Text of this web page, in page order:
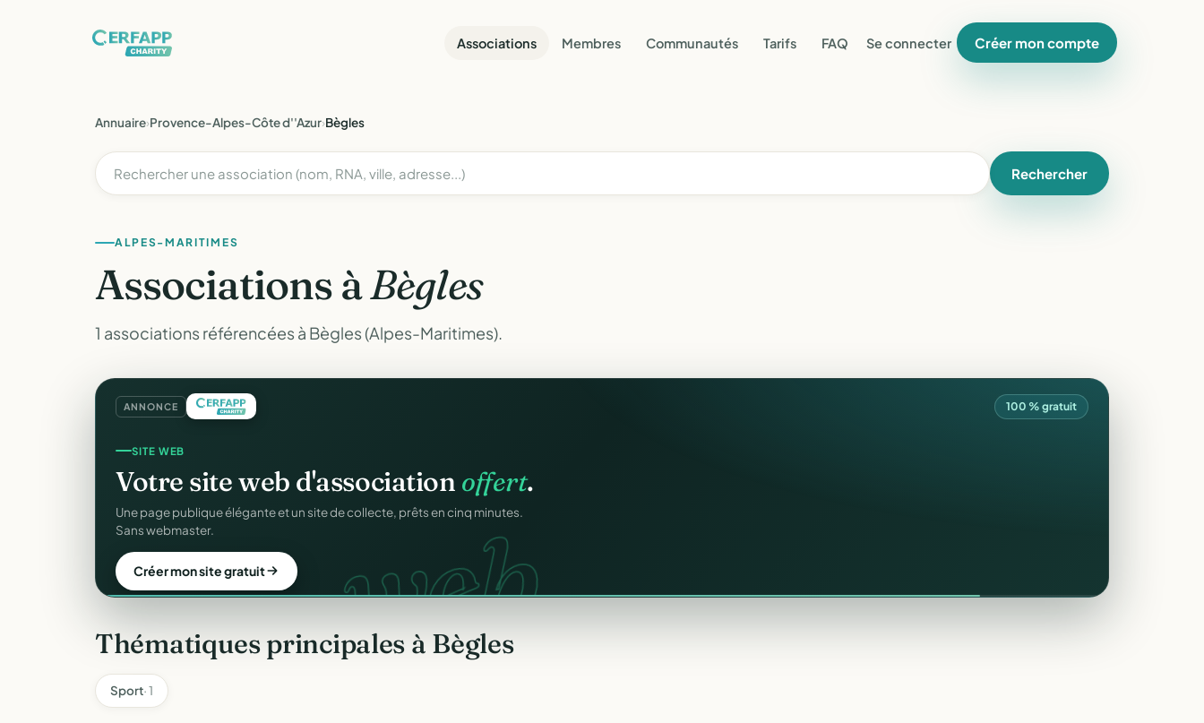
Associations Membres Communautés Tarifs FAQ Se connecter Créer mon compte
Annuaire›Provence-Alpes-Côte d''Azur›Bègles
Rechercher
ALPES-MARITIMES
Associations àBègles
1 associations référencées à Bègles (Alpes-Maritimes).
ANNONCE 100 % gratuit
web.
SITE WEB
Votre site web d'association offert.
Une page publique élégante et un site de collecte, prêts en cinq minutes.
Sans webmaster.
Créer mon site gratuit
Thématiques principales à Bègles
Sport· 1